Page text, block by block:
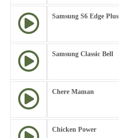
Samsung S6 Edge Plus
Samsung Classic Bell
Chere Maman
Chicken Power